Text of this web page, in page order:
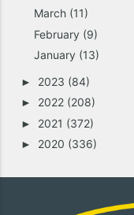
March (11)
February (9)
January (13)
► 2023 (84)
► 2022 (208)
► 2021 (372)
► 2020 (336)